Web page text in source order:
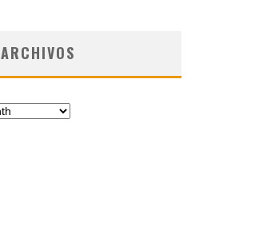
ARCHIVOS